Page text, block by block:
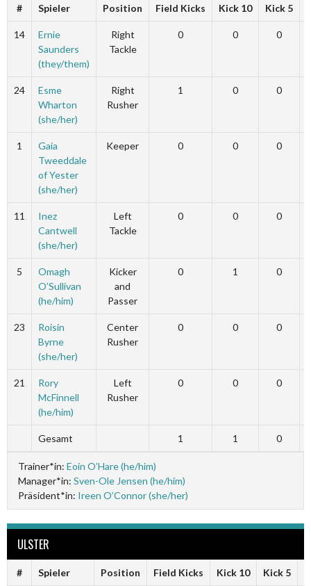
# Spieler Position Field Kicks Kick 10 Kick 5
14
Ernie
Saunders
(they/them)
Right
Tackle
0 0 0
24
Esme
Wharton
(she/her)
Right
Rusher
1 0 0
1
Gaia
Tweeddale
of Yester
(she/her)
Keeper 0 0 0
11
Inez
Cantwell
(she/her)
Left
Tackle
0 0 0
5
Omagh
O’Sullivan
(he/him)
Kicker
and
Passer
0 1 0
23
Roisin
Byrne
(she/her)
Center
Rusher
0 0 0
21
Rory
McFinnell
(he/him)
Left
Rusher
0 0 0
Gesamt 1 1 0
Trainer*in: Eoin O’Hare (he/him)
Manager*in: Sven-Ole Jensen (he/him)
Präsident*in: Ireen O’Connor (she/her)
ULSTER
# Spieler Position Field Kicks Kick 10 Kick 5